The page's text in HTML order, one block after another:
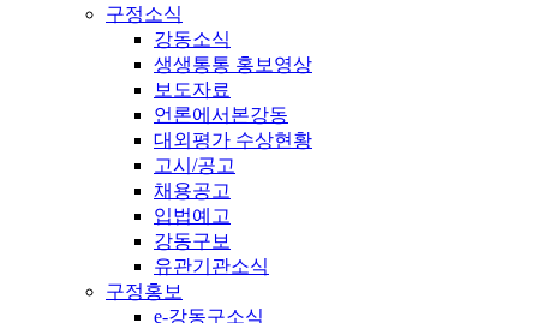
구정소식
강동소식
생생통통 홍보영상
보도자료
언론에서본강동
대외평가 수상현황
고시/공고
채용공고
입법예고
강동구보
유관기관소식
구정홍보
e-강동구소식